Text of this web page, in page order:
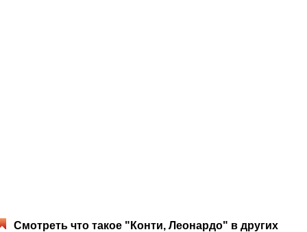
Смотреть что такое "Конти, Леонардо" в других